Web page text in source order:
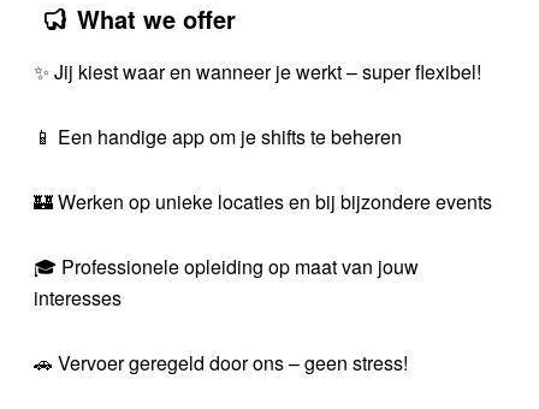
What we offer
✨ Jij kiest waar en wanneer je werkt – super flexibel!
📱 Een handige app om je shifts te beheren
🏰 Werken op unieke locaties en bij bijzondere events
🎓 Professionele opleiding op maat van jouw
interesses
🚗 Vervoer geregeld door ons – geen stress!